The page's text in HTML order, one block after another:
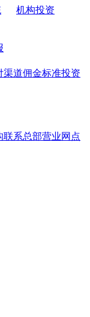
机构投资
渠道佣金标准投资
联系总部营业网点